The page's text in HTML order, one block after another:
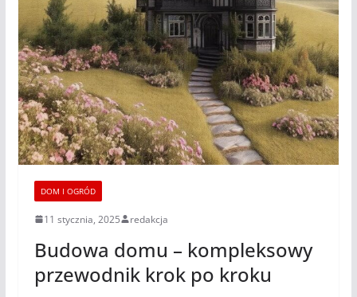
DOM I OGRÓD
11 stycznia, 2025 redakcja
Budowa domu – kompleksowy
przewodnik krok po kroku